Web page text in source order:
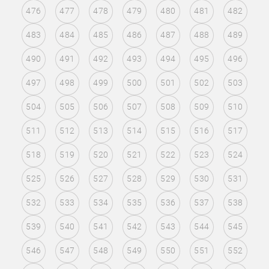
476 477 478 479 480 481 482
483 484 485 486 487 488 489
490 491 492 493 494 495 496
497 498 499 500 501 502 503
504 505 506 507 508 509 510
511 512 513 514 515 516 517
518 519 520 521 522 523 524
525 526 527 528 529 530 531
532 533 534 535 536 537 538
539 540 541 542 543 544 545
546 547 548 549 550 551 552